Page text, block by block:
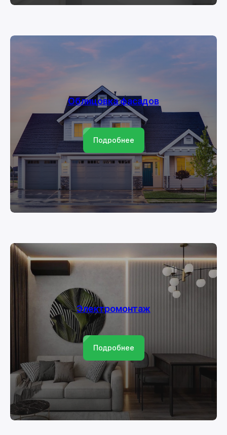
Облицовка фасадов
Подробнее
Электромонтаж
Подробнее